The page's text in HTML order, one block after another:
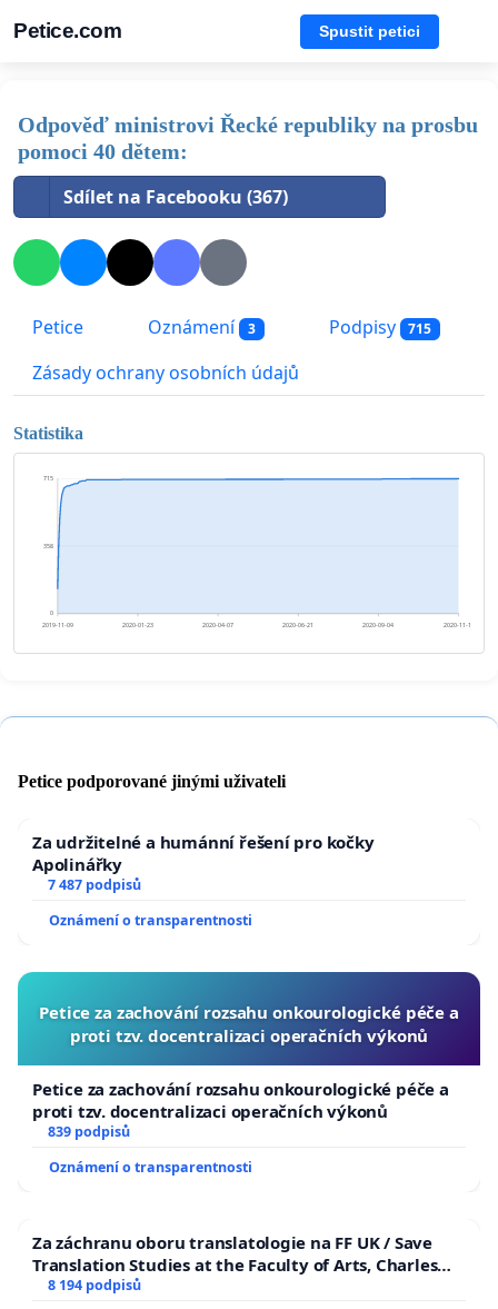
Petice.com Spustit petici
Odpověď ministrovi Řecké republiky na prosbu
pomoci 40 dětem:
Sdílet na Facebooku (367)
Petice Oznámení 3 Podpisy 715
Zásady ochrany osobních údajů
Statistika
0
358
715
2019-11-09 2020-01-23 2020-04-07 2020-06-21 2020-09-04 2020-11-18
Petice podporované jinými uživateli
Za udržitelné a humánní řešení pro kočky
Apolinářky
7 487 podpisů
Oznámení o transparentnosti
Petice za zachování rozsahu onkourologické péče a
proti tzv. docentralizaci operačních výkonů
Petice za zachování rozsahu onkourologické péče a
proti tzv. docentralizaci operačních výkonů
839 podpisů
Oznámení o transparentnosti
Za záchranu oboru translatologie na FF UK / Save
Translation Studies at the Faculty of Arts, Charles
University
8 194 podpisů